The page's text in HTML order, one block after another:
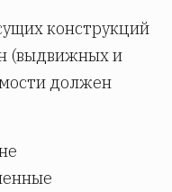
конструкций
(выдвижных и
должен